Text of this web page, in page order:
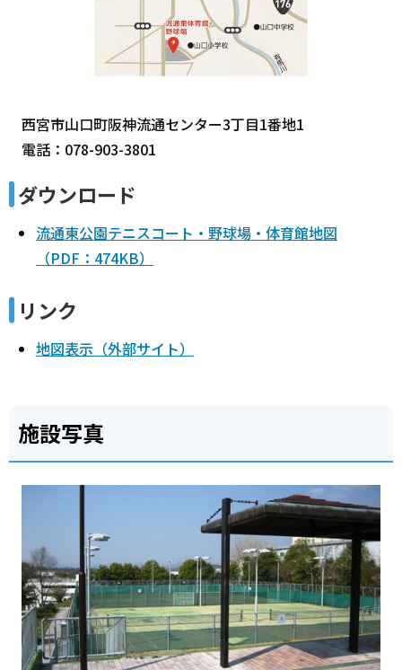
西宮市山口町阪神流通センター3丁目1番地1
電話：078-903-3801
ダウンロード
流通東公園テニスコート・野球場・体育館地図
（PDF：474KB）
リンク
地図表示（外部サイト）
施設写真